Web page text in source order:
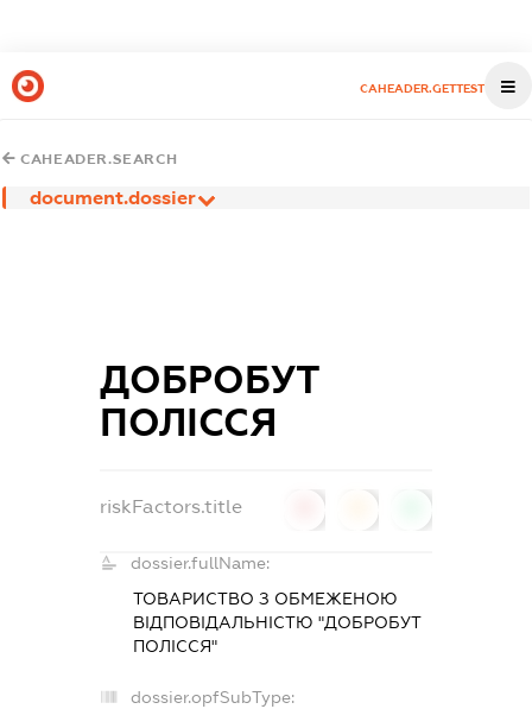
CAHEADER.GETTEST
CAHEADER.SEARCH
document.dossier
ДОБРОБУТ
ПОЛІССЯ
riskFactors.title
dossier.fullName:
ТОВАРИСТВО З ОБМЕЖЕНОЮ
ВІДПОВІДАЛЬНІСТЮ "ДОБРОБУТ
ПОЛІССЯ"
dossier.opfSubType: